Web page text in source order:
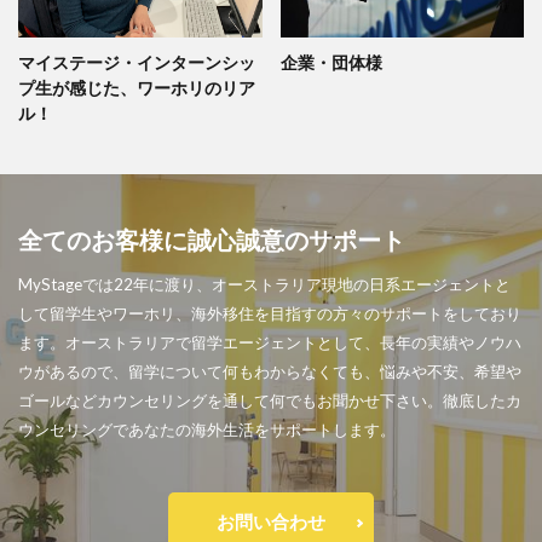
マイステージ・インターンシッ
プ生が感じた、ワーホリのリア
ル！
企業・団体様
全てのお客様に誠心誠意のサポート
MyStageでは22年に渡り、オーストラリア現地の日系エージェントと
して留学生やワーホリ、海外移住を目指すの方々のサポートをしており
ます。オーストラリアで留学エージェントとして、長年の実績やノウハ
ウがあるので、留学について何もわからなくても、悩みや不安、希望や
ゴールなどカウンセリングを通して何でもお聞かせ下さい。徹底したカ
ウンセリングであなたの海外生活をサポートします。
お問い合わせ